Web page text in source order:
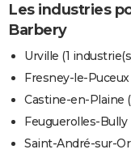
Dictionnaire
Biographies
Citations
Expressions
Proverbes
PROGRAMME TV
COPAINS D'AVANT
S'inscrire
Se connecter
Lycées
Collèges
Primaires
Universités
Entreprises
Service militaire
Avis de recherche
AVIS DE DÉCÈS
FORUM
Bricolage
Lifestyle
Culture
Sport
Auto
Television
Voyage
Cinema
Les industries
Barbery
Urville (1
Fresney-le-
Castine-en-Plaine
Feuguerolles-Bully
Saint-André-sur-